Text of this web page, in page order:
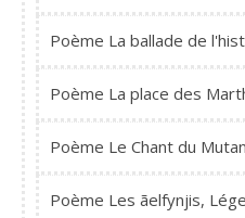
Poème La ballade de
Poème La place des
Poème Le Chant du
Poème Les ãelfynjis,